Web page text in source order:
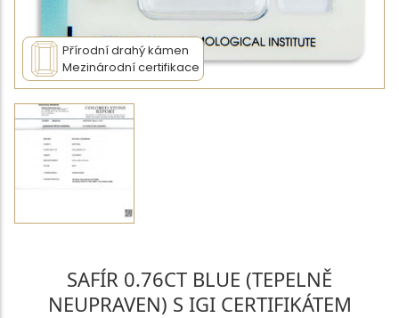
Přírodní drahý kámen
Mezinárodní certifikace
SAFÍR 0.76CT BLUE (TEPELNĚ
NEUPRAVEN) S IGI CERTIFIKÁTEM